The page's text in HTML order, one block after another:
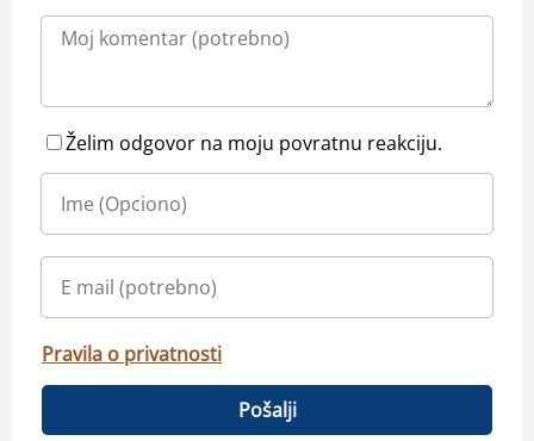
Želim odgovor na moju povratnu reakciju.
Pravila o privatnosti
Pošalji